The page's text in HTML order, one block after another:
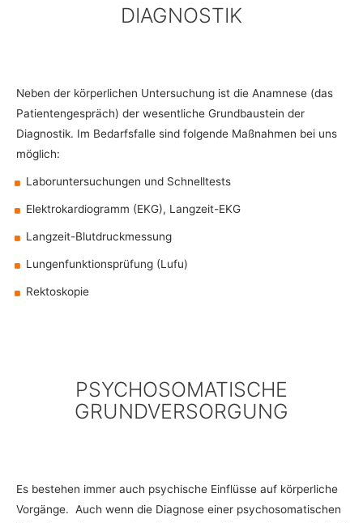
DIAGNOSTIK
Neben der körperlichen Untersuchung ist die Anamnese (das
Patientengespräch) der wesentliche Grundbaustein der
Diagnostik. Im Bedarfsfalle sind folgende Maßnahmen bei uns
möglich:
Laboruntersuchungen und Schnelltests
Elektrokardiogramm (EKG), Langzeit-EKG
Langzeit-Blutdruckmessung
Lungenfunktionsprüfung (Lufu)
Rektoskopie
PSYCHOSOMATISCHE
GRUNDVERSORGUNG
Es bestehen immer auch psychische Einflüsse auf körperliche
Vorgänge. Auch wenn die Diagnose einer psychosomatischen